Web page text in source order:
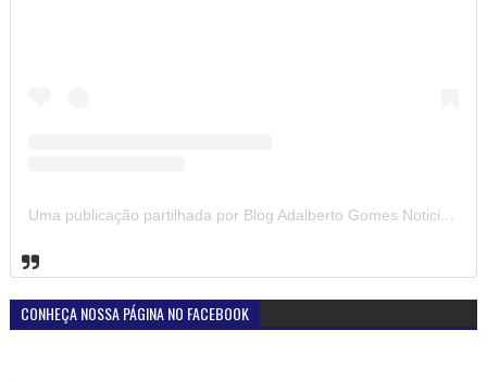
Uma publicação partilhada por Blog Adalberto Gomes Noticias (@blogadalbertogomesnoticiass)
CONHEÇA NOSSA PÁGINA NO FACEBOOK